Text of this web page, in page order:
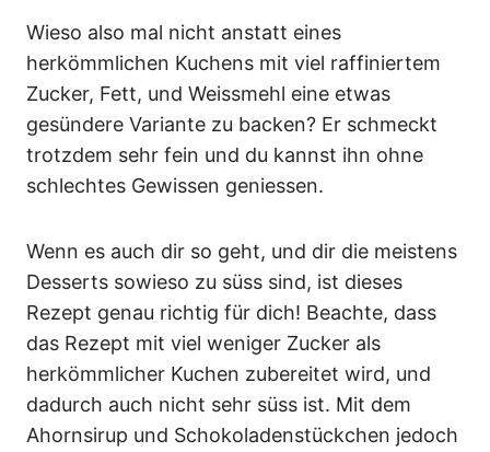
Wieso also mal nicht anstatt eines
herkömmlichen Kuchens mit viel raffiniertem
Zucker, Fett, und Weissmehl eine etwas
gesündere Variante zu backen? Er schmeckt
trotzdem sehr fein und du kannst ihn ohne
schlechtes Gewissen geniessen.
Wenn es auch dir so geht, und dir die meistens
Desserts sowieso zu süss sind, ist dieses
Rezept genau richtig für dich! Beachte, dass
das Rezept mit viel weniger Zucker als
herkömmlicher Kuchen zubereitet wird, und
dadurch auch nicht sehr süss ist. Mit dem
Ahornsirup und Schokoladenstückchen jedoch